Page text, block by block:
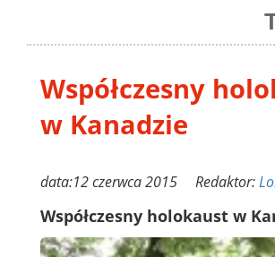
Współczesny
w Kanadzie
data:12 czerwca 2015 Redaktor:
Współczesny holokaust w